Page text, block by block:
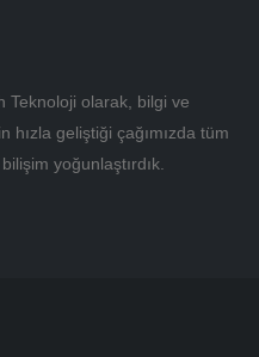
Teknoloji olarak, bilgi ve
hızla geliştiği çağımızda tüm
yoğunlaştırdık.